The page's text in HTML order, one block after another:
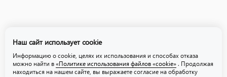
Политика использования файлов «cookie»
Наш сайт использует cookie
Информацию о cookie, целях их использования и способах отказа
можно найти в «Политике использования файлов «cookie» . Продолжая
находиться на нашем сайте, вы выражаете согласие на обработку